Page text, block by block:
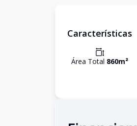
Características
Área Total 860m²